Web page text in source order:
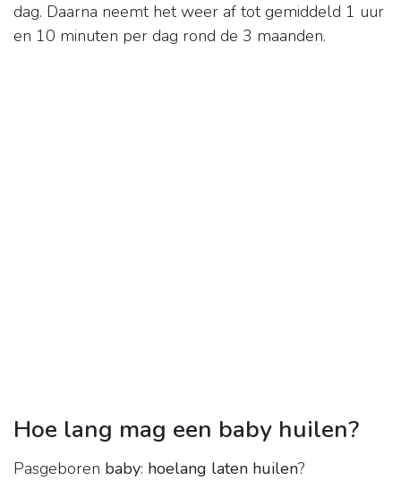
dag. Daarna neemt het weer af tot gemiddeld 1 uur
en 10 minuten per dag rond de 3 maanden.
Hoe lang mag een baby huilen?
Pasgeboren baby: hoelang laten huilen?